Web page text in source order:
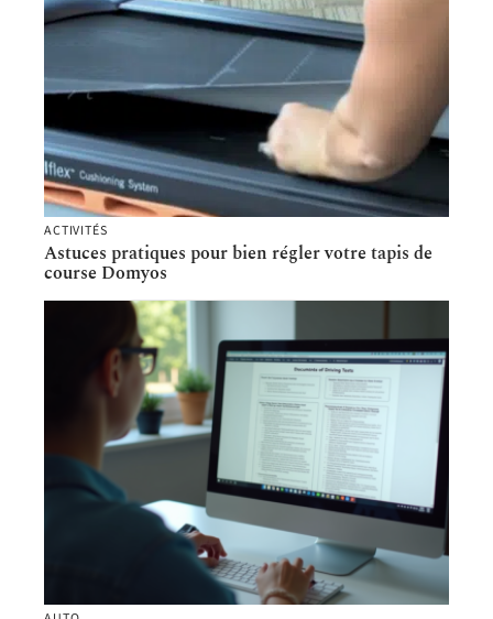
ACTIVITÉS
Astuces pratiques pour bien régler votre tapis de
course Domyos